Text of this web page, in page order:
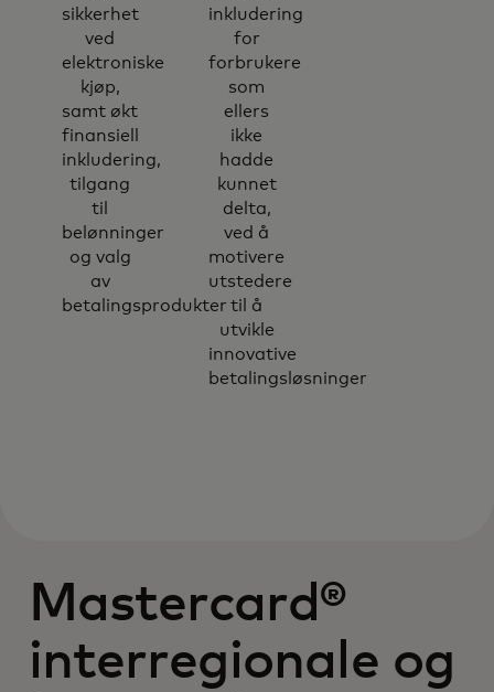
sikkerhet
ved
elektroniske
kjøp,
samt økt
finansiell
inkludering,
tilgang
til
belønninger
og valg
av
betalingsprodukter
inkludering
for
forbrukere
som
ellers
ikke
hadde
kunnet
delta,
ved å
motivere
utstedere
til å
utvikle
innovative
betalingsløsninger
Mastercard®
interregionale og